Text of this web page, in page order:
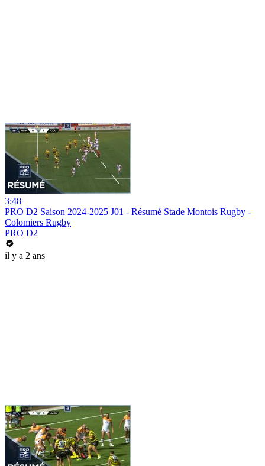
3:48
PRO D2 Saison 2024-2025 J01 - Résumé Stade Montois Rugby -
Colomiers Rugby
PRO D2
il y a 2 ans